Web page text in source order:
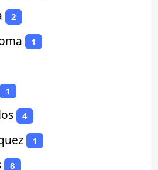
2
1
1
4
1
8